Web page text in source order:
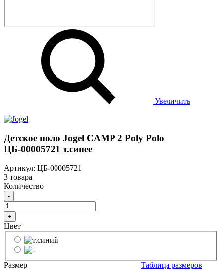
Увеличить
Детское поло Jogel CAMP 2 Poly Polo
ЦБ-00005721 т.синее
Артикул: ЦБ-00005721
3 товара
Количество
-
+
Цвет
Размер Таблица размеров